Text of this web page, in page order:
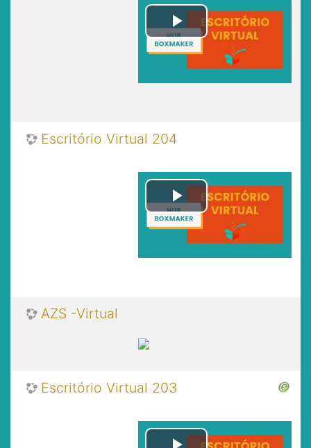
Play
Video
Escritório Virtual 204
Play
Video
AZS -Virtual
Escritório Virtual 203